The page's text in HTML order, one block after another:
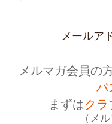
メールア
メルマガ会員の
パ
まずはクラ
（メ